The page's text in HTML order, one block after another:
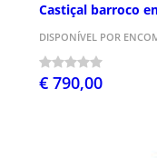
Castiçal barroco
DISPONÍVEL POR
€ 790,00